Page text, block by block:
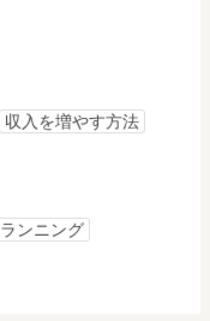
収入を増やす方法
ランニング